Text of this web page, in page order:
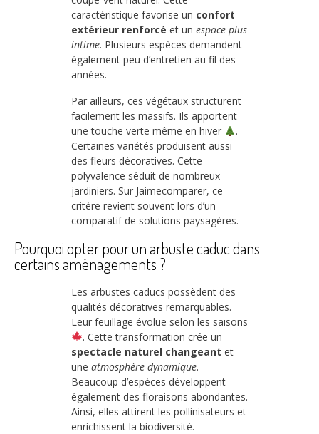
caractéristique favorise un confort
extérieur renforcé et un espace plus
intime. Plusieurs espèces demandent
également peu d’entretien au fil des
années.
Par ailleurs, ces végétaux structurent
facilement les massifs. Ils apportent
une touche verte même en hiver
.
Certaines variétés produisent aussi
des fleurs décoratives. Cette
polyvalence séduit de nombreux
jardiniers. Sur Jaimecomparer, ce
critère revient souvent lors d’un
comparatif de solutions paysagères.
Pourquoi opter pour un arbuste caduc dans
certains aménagements ?
Les arbustes caducs possèdent des
qualités décoratives remarquables.
Leur feuillage évolue selon les saisons
. Cette transformation crée un
spectacle naturel changeant et
une atmosphère dynamique.
Beaucoup d’espèces développent
également des floraisons abondantes.
Ainsi, elles attirent les pollinisateurs et
enrichissent la biodiversité.